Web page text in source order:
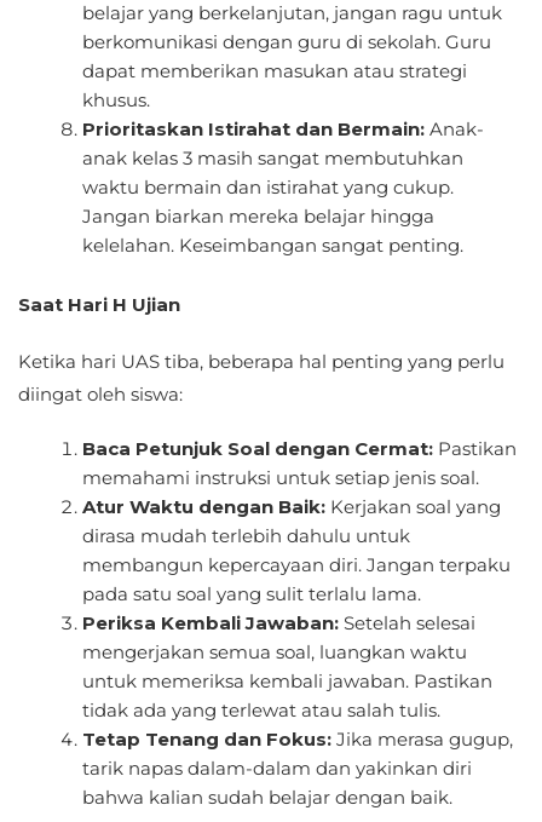
belajar yang berkelanjutan, jangan ragu untuk
berkomunikasi dengan guru di sekolah. Guru
dapat memberikan masukan atau strategi
khusus.
Prioritaskan Istirahat dan Bermain: Anak-
anak kelas 3 masih sangat membutuhkan
waktu bermain dan istirahat yang cukup.
Jangan biarkan mereka belajar hingga
kelelahan. Keseimbangan sangat penting.
Saat Hari H Ujian
Ketika hari UAS tiba, beberapa hal penting yang perlu
diingat oleh siswa:
Baca Petunjuk Soal dengan Cermat: Pastikan
memahami instruksi untuk setiap jenis soal.
Atur Waktu dengan Baik: Kerjakan soal yang
dirasa mudah terlebih dahulu untuk
membangun kepercayaan diri. Jangan terpaku
pada satu soal yang sulit terlalu lama.
Periksa Kembali Jawaban: Setelah selesai
mengerjakan semua soal, luangkan waktu
untuk memeriksa kembali jawaban. Pastikan
tidak ada yang terlewat atau salah tulis.
Tetap Tenang dan Fokus: Jika merasa gugup,
tarik napas dalam-dalam dan yakinkan diri
bahwa kalian sudah belajar dengan baik.